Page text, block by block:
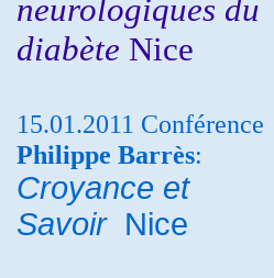
neurologiques du
diabète Nice
15.01.2011 Conférence
Philippe Barrès:
Croyance et
Savoir Nice